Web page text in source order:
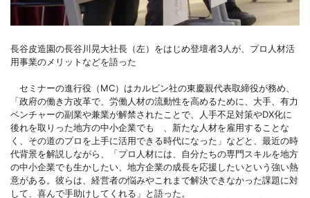
長谷皮造園の長谷川晃大社長（左）をはじめ登壇者3人が、プロ人材活
用事業のメリットなどを語った
セミナーの進行役（MC）はカルビン社の東慶親代表取締役が務め、
「政府の働き方改革で、労働人材の流動性を高めるために、大手、有力
ベンチャーの副業や兼業が解禁されたことで、人手不足対策やDX化に
後れを取りった地方の中小企業でも 、新たな人材を雇用することな
く、その道のプロを上手に活用できる時代になった」などと、最近の時
代背景を解説しながら、「プロ人材には、自分たちの専門スキルを地方
の中小企業でも生かしたい、地方企業の成長を応援したいという強い熱
意がある。彼らは、経営者の悩みやこれまで解決できなかった課題に対
して、喜んで手助けしてくれる」と語った。